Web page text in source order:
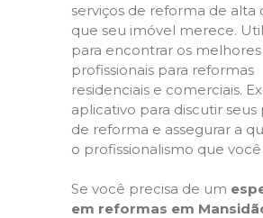
serviços de reforma de alta
que seu imóvel merece.
para encontrar os melhores
profissionais para reformas
residenciais e comerciais.
aplicativo para discutir seus
de reforma e assegurar a
o profissionalismo que
Se você precisa de um
em reformas em